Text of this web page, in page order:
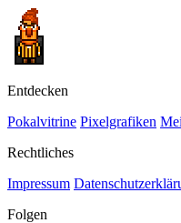
Entdecken
Pokalvitrine Pixelgrafiken
Rechtliches
Impressum
Folgen